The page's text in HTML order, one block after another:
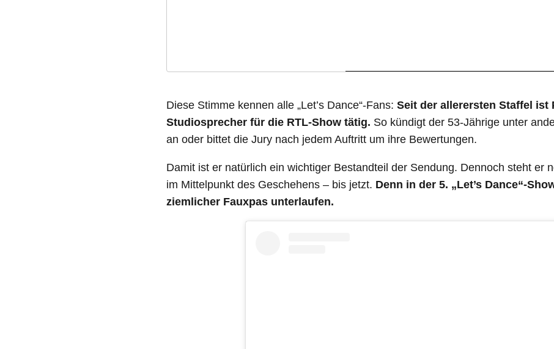
Diese Stimme kennen alle „Let’s Dance“-Fans: Seit der allerersten Staffel ist
Studiosprecher für die RTL-Show tätig. So kündigt der 53-Jährige unter
an oder bittet die Jury nach jedem Auftritt um ihre Bewertungen.
Damit ist er natürlich ein wichtiger Bestandteil der Sendung. Dennoch steht er
im Mittelpunkt des Geschehens – bis jetzt. Denn in der 5. „Let’s Dance“-
ziemlicher Fauxpas unterlaufen.